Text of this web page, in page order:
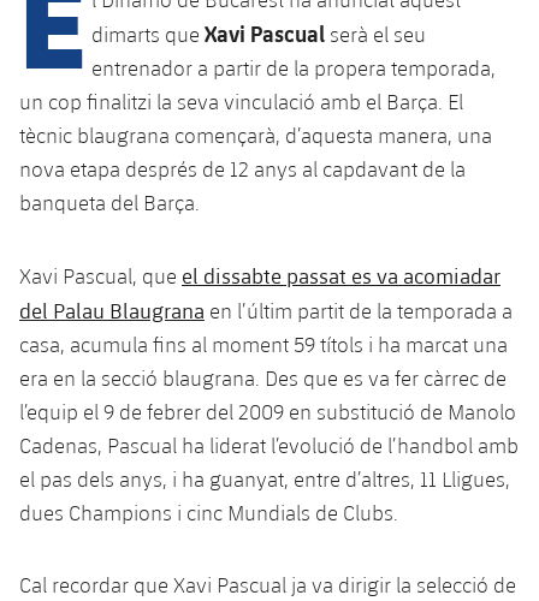
plusicon
més
Instal·lacions
Spotify Camp Nou
Palau Blaugrana
Estadi Johan Cruyff
Barça Cafe
Ciutat Esportiva
La Masia
plusicon
més
Serveis
plusicon
més
dimarts que Xavi Pascual serà el seu
entrenador a partir de la propera temporada,
un cop finalitzi la seva vinculació amb el Barça. El
tècnic blaugrana començarà, d’aquesta manera, una
nova etapa després de 12 anys al capdavant de la
banqueta del Barça.
Xavi Pascual, que el dissabte passat es va acomiadar
del Palau Blaugrana en l’últim partit de la temporada a
casa, acumula fins al moment 59 títols i ha marcat una
era en la secció blaugrana. Des que es va fer càrrec de
l’equip el 9 de febrer del 2009 en substitució de Manolo
Cadenas, Pascual ha liderat l’evolució de l’handbol amb
el pas dels anys, i ha guanyat, entre d’altres, 11 Lligues,
dues Champions i cinc Mundials de Clubs.
Cal recordar que Xavi Pascual ja va dirigir la selecció de